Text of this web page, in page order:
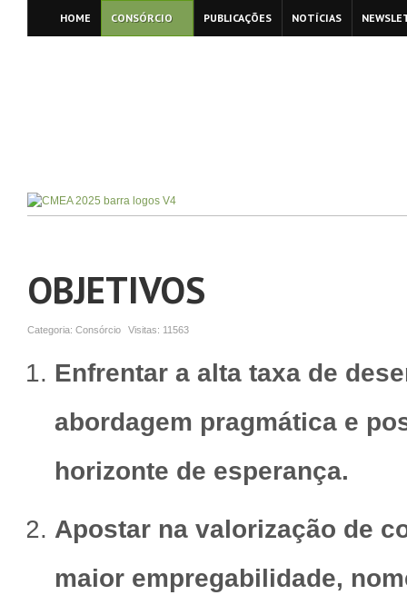
HOME CONSÓRCIO PUBLICAÇÕES NOTÍCIAS
OBJETIVOS
Categoria: Consórcio Visitas: 11563
Enfrentar a alta taxa de
abordagem pragmática e
horizonte de esperança.
Apostar na valorização de
maior empregabilidade,